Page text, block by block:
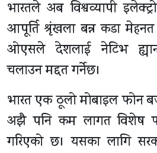
भारतले अब विश्वव्यापी
आपूर्ति श्रृंखला बन्न कडा मेहनत
ओएसले देशलाई नेटिभ
चलाउन मद्दत गर्नेछ।
भारत एक ठूलो मोबाइल फोन
अझै पनि कम लागत विशेष फोन
गरिएको छ। यसका लागि